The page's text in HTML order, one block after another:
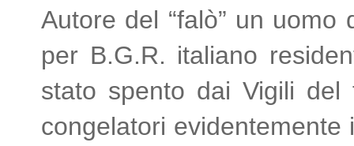
Autore del “falò” un
per B.G.R. italiano
stato spento dai Vigili
congelatori